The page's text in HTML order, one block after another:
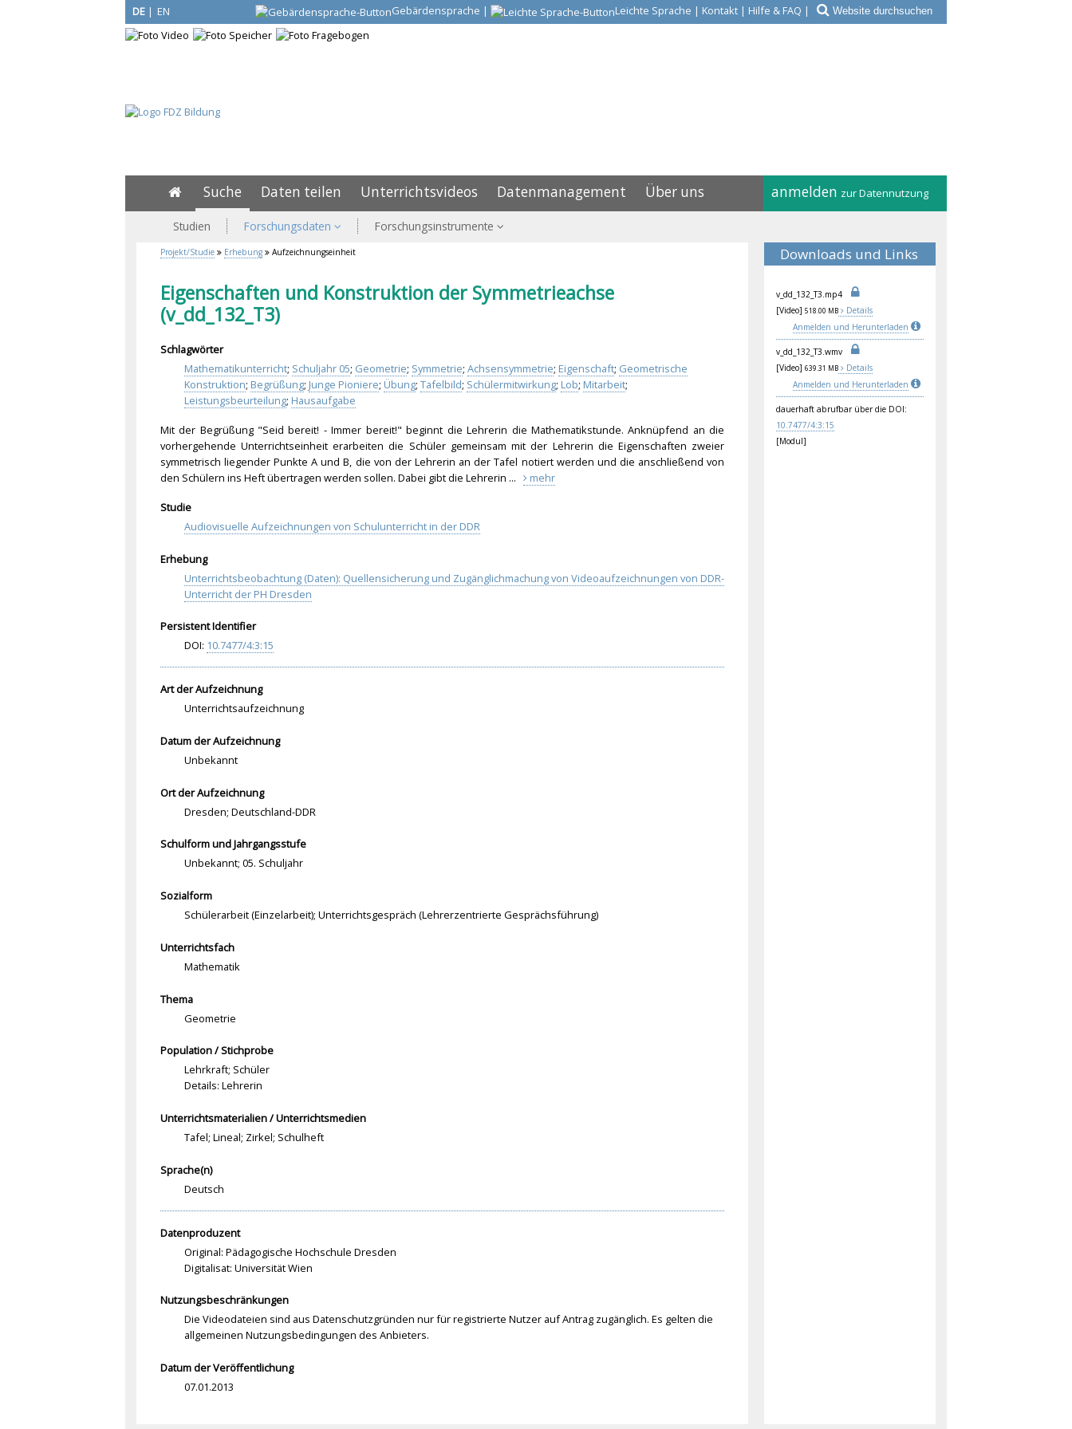
DE | EN Gebärdensprache | Leichte Sprache | Kontakt | Hilfe & FAQ |
anmelden zur Datennutzung
Suche Daten teilen Unterrichtsvideos Datenmanagement Über uns
Studien Forschungsdaten Forschungsinstrumente
Downloads und Links
v_dd_132_T3. mp4
[Video] 518.00 MB
Details
Anmelden und Herunterladen
v_dd_132_T3.wmv
[Video] 639.31 MB
Details
Anmelden und Herunterladen
dauerhaft abrufbar über die DOI:
10.7477/4:3:15
[Modul]
Projekt/Studie Erhebung Aufzeichnungseinheit
Eigenschaften und Konstruktion der Symmetrieachse
(v_dd_132_T3)
Schlagwörter
Mathematikunterricht; Schuljahr 05; Geometrie; Symmetrie; Achsensymmetrie; Eigenschaft; Geometrische
Konstruktion; Begrüßung; Junge Pioniere; Übung; Tafelbild; Schülermitwirkung; Lob; Mitarbeit;
Leistungsbeurteilung; Hausaufgabe
Mit der Begrüßung "Seid bereit! - Immer bereit!" beginnt die Lehrerin die Mathematikstunde. Anknüpfend an die
vorhergehende Unterrichtseinheit erarbeiten die Schüler gemeinsam mit der Lehrerin die Eigenschaften zweier
symmetrisch liegender Punkte A und B, die von der Lehrerin an der Tafel notiert werden und die anschließend von
den Schülern ins Heft übertragen werden sollen. Dabei gibt die Lehrerin ...
mehr
Studie
Audiovisuelle Aufzeichnungen von Schulunterricht in der DDR
Erhebung
Unterrichtsbeobachtung (Daten): Quellensicherung und Zugänglichmachung von Videoaufzeichnungen von DDR-
Unterricht der PH Dresden
Persistent Identifier
DOI: 10.7477/4:3:15
Art der Aufzeichnung
Unterrichtsaufzeichnung
Datum der Aufzeichnung
Unbekannt
Ort der Aufzeichnung
Dresden; Deutschland-DDR
Schulform und Jahrgangsstufe
Unbekannt; 05. Schuljahr
Sozialform
Schülerarbeit (Einzelarbeit); Unterrichtsgespräch (Lehrerzentrierte Gesprächsführung)
Unterrichtsfach
Mathematik
Thema
Geometrie
Population / Stichprobe
Lehrkraft; Schüler
Details: Lehrerin
Unterrichtsmaterialien / Unterrichtsmedien
Tafel; Lineal; Zirkel; Schulheft
Sprache(n)
Deutsch
Datenproduzent
Original: Pädagogische Hochschule Dresden
Digitalisat: Universität Wien
Nutzungsbeschränkungen
Die Videodateien sind aus Datenschutzgründen nur für registrierte Nutzer auf Antrag zugänglich. Es gelten die
allgemeinen Nutzungsbedingungen des Anbieters.
Datum der Veröffentlichung
07.01.2013